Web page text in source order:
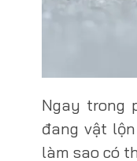
Ngay trong
đang vật
làm sao có